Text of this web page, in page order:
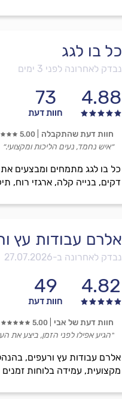
כל בו לגג
נבדק לאחרונה לפני 3 ימים
4.88
73
חוות דעת
כל בו לגג מתמחים ומבצעים
דקים, בנייה קלה, ארגזי רוח,
חוות דעת שהתקבלה 5.00
״איש נחמד, נעים הליכות ומקצועי.״
אלרם עבודות עץ
נבדק לאחרונה ב-27.07.2026
4.82
49
חוות דעת
אלרם עבודות עץ ורעפים,
מקצועית, עמידה בלוחות
חוות דעת של אבי 5.00
״הגיע אפילו לפני הזמן, ביצע את